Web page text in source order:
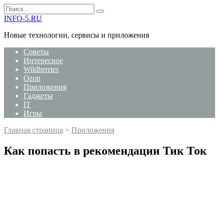
Перейти
к
Search
for:
INFO-5.RU
Новые технологии, сервисы и приложения
Советы
Интересное
Wildberries
Ozon
Приложения
Гаджеты
IT
Игры
Главная страница > Приложения
Как попасть в рекомендации Тик Ток